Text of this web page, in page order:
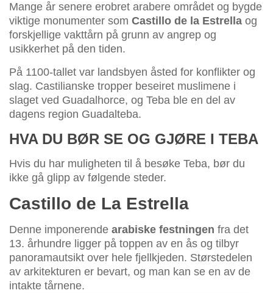
Mange år senere erobret arabere området og bygde
viktige monumenter som Castillo de la Estrella og
forskjellige vakttårn på grunn av angrep og
usikkerhet på den tiden.
På 1100-tallet var landsbyen åsted for konflikter og
slag. Castilianske tropper beseiret muslimene i
slaget ved Guadalhorce, og Teba ble en del av
dagens region Guadalteba.
HVA DU BØR SE OG GJØRE I TEBA
Hvis du har muligheten til å besøke Teba, bør du
ikke gå glipp av følgende steder.
Castillo de La Estrella
Denne imponerende arabiske festningen fra det
13. århundre ligger på toppen av en ås og tilbyr
panoramautsikt over hele fjellkjeden. Størstedelen
av arkitekturen er bevart, og man kan se en av de
intakte tårnene.